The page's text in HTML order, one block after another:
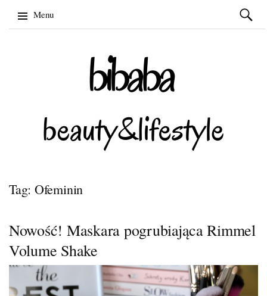
Menu
Szukaj:
Tag: Ofeminin
Nowość! Maskara pogrubiająca Rimmel
Volume Shake